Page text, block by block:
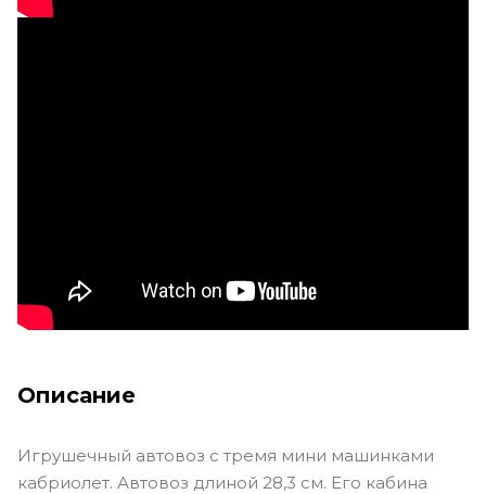
Описание
Игрушечный автовоз с тремя мини машинками
кабриолет. Автовоз длиной 28,3 см. Его кабина